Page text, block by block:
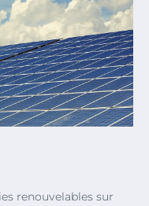
renouvelables sur